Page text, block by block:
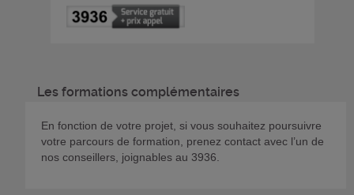
Les formations complémentaires
En fonction de votre projet, si vous souhaitez poursuivre
votre parcours de formation, prenez contact avec l’un de
nos conseillers, joignables au 3936.